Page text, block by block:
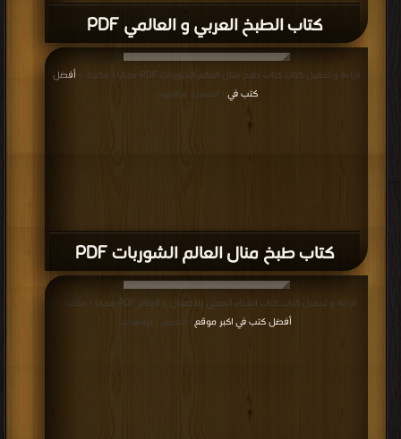
كتاب الطبخ العربي و العالمي PDF
كتاب طبخ منال العالم الشوربات PDF
قراءة و تحميل كتاب كتاب طبخ منال العالم الشوربات PDF مجانا | مكتبة >
أفضل
كتب في
| التحميل : مرة/مرات
قراءة و تحميل كتاب كتاب الغذاء الصحي للأطفال و الرضع PDF مجانا | مكتبة >
أفضل كتب في اكبر موقع
| التحميل : مرة/مرات